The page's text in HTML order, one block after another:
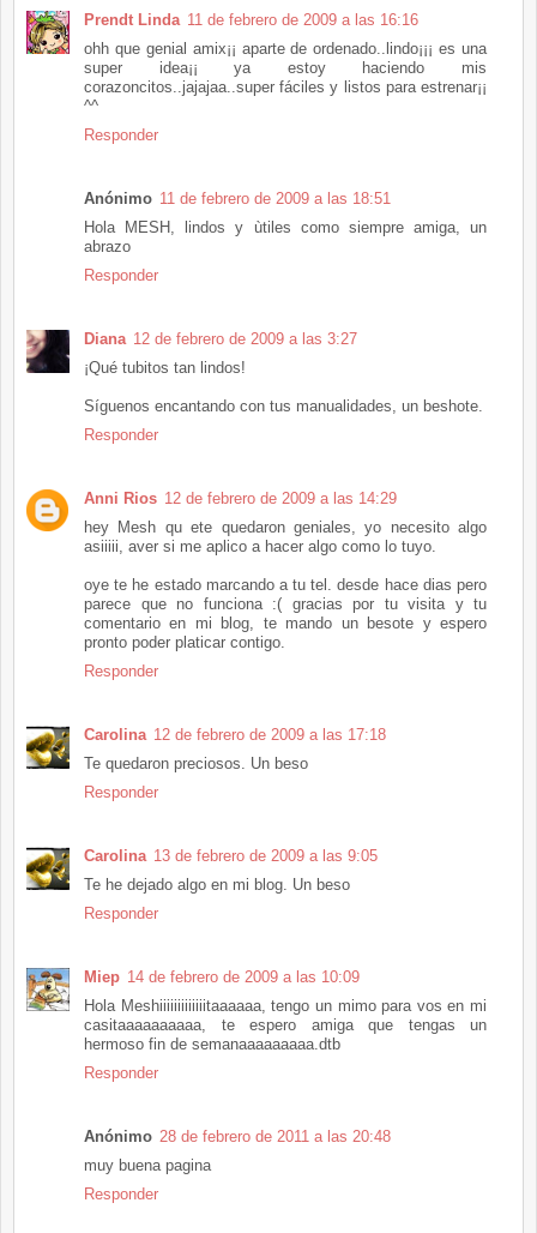
Prendt Linda 11 de febrero de 2009 a las 16:16
ohh que genial amix¡¡ aparte de ordenado..lindo¡¡¡ es una
super idea¡¡ ya estoy haciendo mis
corazoncitos..jajajaa..super fáciles y listos para estrenar¡¡
^^
Responder
Anónimo 11 de febrero de 2009 a las 18:51
Hola MESH, lindos y ùtiles como siempre amiga, un
abrazo
Responder
Diana 12 de febrero de 2009 a las 3:27
¡Qué tubitos tan lindos!
Síguenos encantando con tus manualidades, un beshote.
Responder
Anni Rios 12 de febrero de 2009 a las 14:29
hey Mesh qu ete quedaron geniales, yo necesito algo
asiiiii, aver si me aplico a hacer algo como lo tuyo.
oye te he estado marcando a tu tel. desde hace dias pero
parece que no funciona :( gracias por tu visita y tu
comentario en mi blog, te mando un besote y espero
pronto poder platicar contigo.
Responder
Carolina 12 de febrero de 2009 a las 17:18
Te quedaron preciosos. Un beso
Responder
Carolina 13 de febrero de 2009 a las 9:05
Te he dejado algo en mi blog. Un beso
Responder
Miep 14 de febrero de 2009 a las 10:09
Hola Meshiiiiiiiiiiiiitaaaaaa, tengo un mimo para vos en mi
casitaaaaaaaaaa, te espero amiga que tengas un
hermoso fin de semanaaaaaaaaa.dtb
Responder
Anónimo 28 de febrero de 2011 a las 20:48
muy buena pagina
Responder